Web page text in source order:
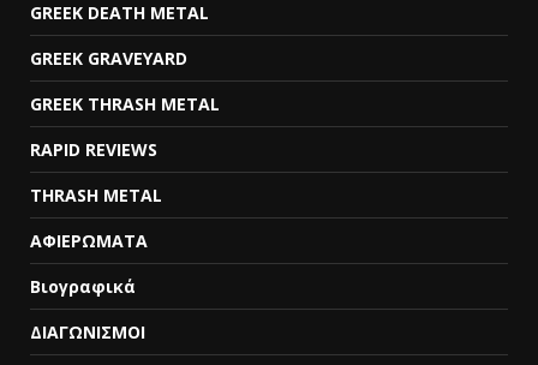
GREEK DEATH METAL
GREEK GRAVEYARD
GREEK THRASH METAL
RAPID REVIEWS
THRASH METAL
ΑΦΙΕΡΩΜΑΤΑ
Βιογραφικά
ΔΙΑΓΩΝΙΣΜΟΙ